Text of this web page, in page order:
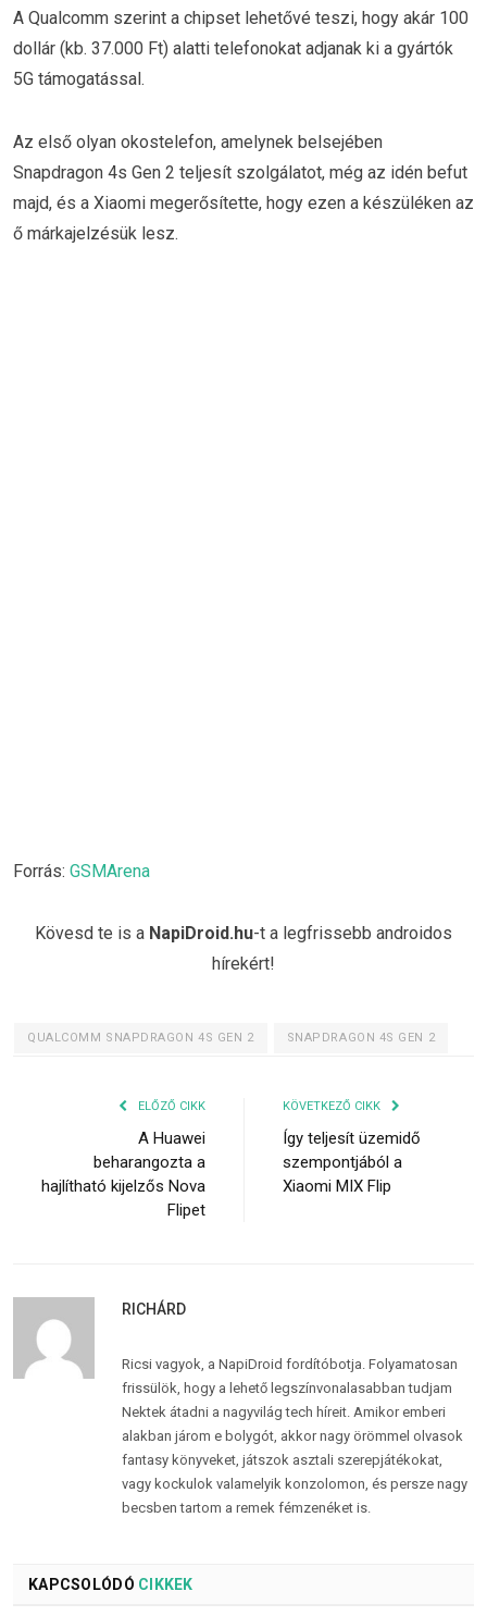
A Qualcomm szerint a chipset lehetővé teszi, hogy akár 100
dollár (kb. 37.000 Ft) alatti telefonokat adjanak ki a gyártók
5G támogatással.
Az első olyan okostelefon, amelynek belsejében
Snapdragon 4s Gen 2 teljesít szolgálatot, még az idén befut
majd, és a Xiaomi megerősítette, hogy ezen a készüléken az
ő márkajelzésük lesz.
Forrás: GSMArena
Kövesd te is a NapiDroid.hu-t a legfrissebb androidos
hírekért!
QUALCOMM SNAPDRAGON 4S GEN 2 SNAPDRAGON 4S GEN 2
ELŐZŐ CIKK
A Huawei
beharangozta a
hajlítható kijelzős Nova
Flipet
KÖVETKEZŐ CIKK
Így teljesít üzemidő
szempontjából a
Xiaomi MIX Flip
RICHÁRD
Ricsi vagyok, a NapiDroid fordítóbotja. Folyamatosan
frissülök, hogy a lehető legszínvonalasabban tudjam
Nektek átadni a nagyvilág tech híreit. Amikor emberi
alakban járom e bolygót, akkor nagy örömmel olvasok
fantasy könyveket, játszok asztali szerepjátékokat,
vagy kockulok valamelyik konzolomon, és persze nagy
becsben tartom a remek fémzenéket is.
KAPCSOLÓDÓ CIKKEK